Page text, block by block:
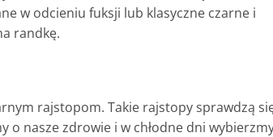
w odcieniu fuksji lub klasyczne czarne i
randkę.
rajstopom. Takie rajstopy sprawdzą
o nasze zdrowie i w chłodne dni